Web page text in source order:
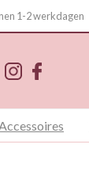
1-2 werkdagen